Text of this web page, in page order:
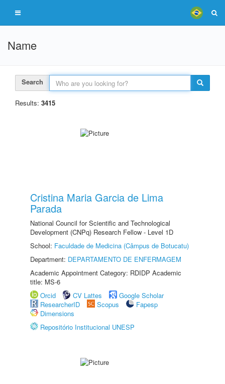
Name
Search
Results: 3415
Cristina Maria Garcia de Lima
Parada
National Council for Scientific and Technological
Development (CNPq) Research Fellow - Level 1D
School: Faculdade de Medicina (Câmpus de Botucatu)
Department: DEPARTAMENTO DE ENFERMAGEM
Academic Appointment Category: RDIDP Academic
title: MS-6
Orcid
CV Lattes
Google Scholar
ResearcherID
Scopus
Fapesp
Dimensions
Repositório Institucional UNESP